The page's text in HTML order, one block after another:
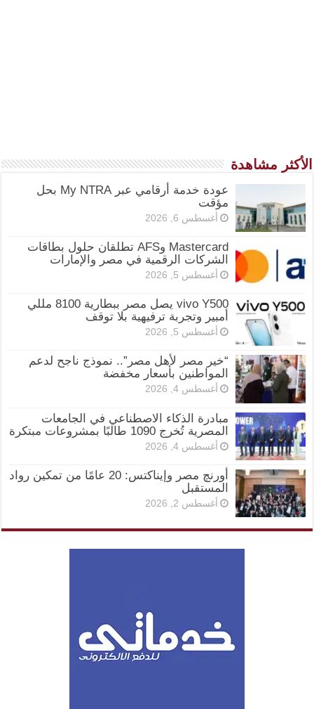
الأكثر مشاهدة
عودة خدمة أرقامي عبر My NTRA بحل
مؤقت
أغسطس 6, 2026
Mastercard وAFS تطلقان حلول بطاقات
الشركات الرقمية في مصر والإمارات
أغسطس 5, 2026
vivo Y500 يصل مصر ببطارية 8100 مللي
أمبير وتجربة ترفيهية بلا توقف
أغسطس 5, 2026
“خير مصر لأهل مصر”.. نموذج ناجح لدعم
المواطنين بأسعار مخفضة
أغسطس 4, 2026
مبادرة الذكاء الاصطناعي في الجامعات
المصرية تُخرج 1090 طالبًا بمشروعات مبتكرة
أغسطس 4, 2026
أورنچ مصر وإيناكتس: 20 عامًا من تمكين رواد
المستقبل
أغسطس 2, 2026